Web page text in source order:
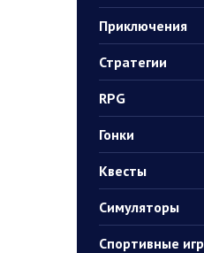
Приключения
Стратегии
RPG
Гонки
Квесты
Симуляторы
Спортивные